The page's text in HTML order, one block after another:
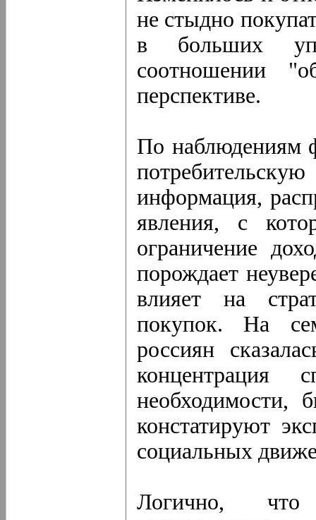
не стыдно
в больших
соотношении
перспективе.
По наблюдениям
информация,
явления, с
ограничение
порождает
влияет на
покупок. На
россиян
концентрация
необходимости,
констатируют
социальных
Логично,